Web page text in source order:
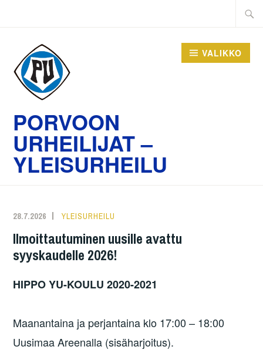
Haku:
PORVOON
URHEILIJAT –
YLEISURHEILU
VALIKKO
28.7.2026 YLEISURHEILU
Ilmoittautuminen uusille avattu
syyskaudelle 2026!
HIPPO YU-KOULU 2020-2021
Maanantaina ja perjantaina klo 17:00 – 18:00
Uusimaa Areenalla (sisäharjoitus).